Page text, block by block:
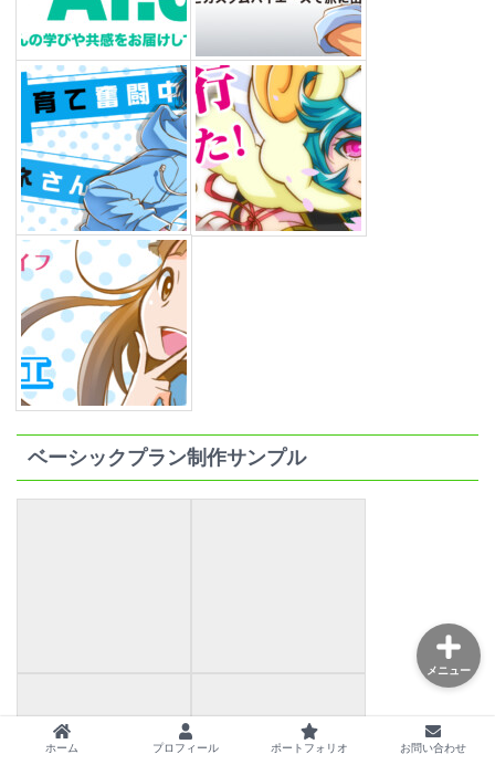
ベーシックプラン制作サンプル
ホーム プロフィール ポートフォリオ お問い合わせ
メニュー
よくある質問